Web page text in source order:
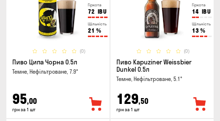
Гіркота
72 IBU
Щільність
21 %
(0)
Пиво Ципа Чорна 0.5л
Темне, Нефільтроване, 7.9°
95,00
грн за 1 шт
Гіркота
14 IBU
Щільність
13 %
(0)
Пиво Kapuziner Weissbier
Dunkel 0.5л
Темне, Нефільтроване, 5.1°
129,50
грн за 1 шт